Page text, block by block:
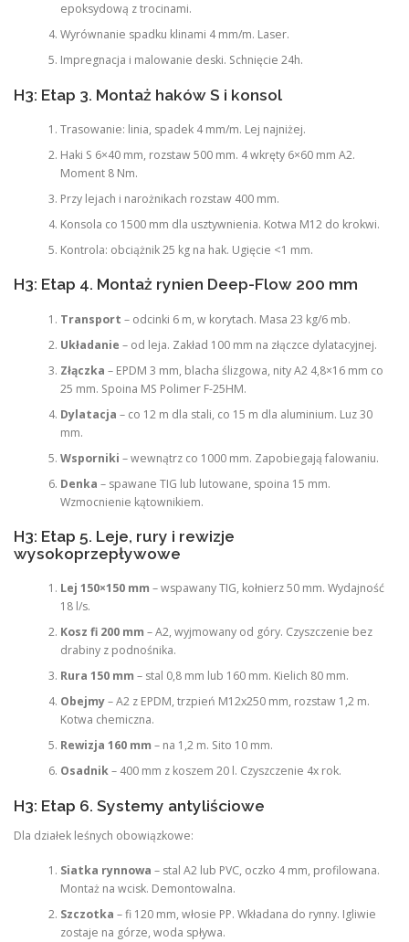
epoksydową z trocinami.
Wyrównanie spadku klinami 4 mm/m. Laser.
Impregnacja i malowanie deski. Schnięcie 24h.
H3: Etap 3. Montaż haków S i konsol
Trasowanie: linia, spadek 4 mm/m. Lej najniżej.
Haki S 6×40 mm, rozstaw 500 mm. 4 wkręty 6×60 mm A2.
Moment 8 Nm.
Przy lejach i narożnikach rozstaw 400 mm.
Konsola co 1500 mm dla usztywnienia. Kotwa M12 do krokwi.
Kontrola: obciążnik 25 kg na hak. Ugięcie <1 mm.
H3: Etap 4. Montaż rynien Deep-Flow 200 mm
Transport – odcinki 6 m, w korytach. Masa 23 kg/6 mb.
Układanie – od leja. Zakład 100 mm na złączce dylatacyjnej.
Złączka – EPDM 3 mm, blacha ślizgowa, nity A2 4,8×16 mm co
25 mm. Spoina MS Polimer F-25HM.
Dylatacja – co 12 m dla stali, co 15 m dla aluminium. Luz 30
mm.
Wsporniki – wewnątrz co 1000 mm. Zapobiegają falowaniu.
Denka – spawane TIG lub lutowane, spoina 15 mm.
Wzmocnienie kątownikiem.
H3: Etap 5. Leje, rury i rewizje
wysokoprzepływowe
Lej 150×150 mm – wspawany TIG, kołnierz 50 mm. Wydajność
18 l/s.
Kosz fi 200 mm – A2, wyjmowany od góry. Czyszczenie bez
drabiny z podnośnika.
Rura 150 mm – stal 0,8 mm lub 160 mm. Kielich 80 mm.
Obejmy– A2 z EPDM, trzpień M12x250 mm, rozstaw 1,2 m.
Kotwa chemiczna.
Rewizja 160 mm – na 1,2 m. Sito 10 mm.
Osadnik– 400 mm z koszem 20 l. Czyszczenie 4x rok.
H3: Etap 6. Systemy antyliściowe
Dla działek leśnych obowiązkowe:
Siatka rynnowa – stal A2 lub PVC, oczko 4 mm, profilowana.
Montaż na wcisk. Demontowalna.
Szczotka – fi 120 mm, włosie PP. Wkładana do rynny. Igliwie
zostaje na górze, woda spływa.